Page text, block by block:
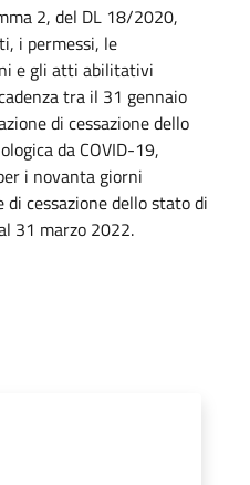
2, del DL 18/2020,
i permessi, le
e gli atti abilitativi
tra il 31 gennaio
di cessazione dello
da COVID-19,
i novanta giorni
cessazione dello stato di
31 marzo 2022.